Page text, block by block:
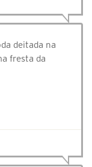
deitada na
fresta da